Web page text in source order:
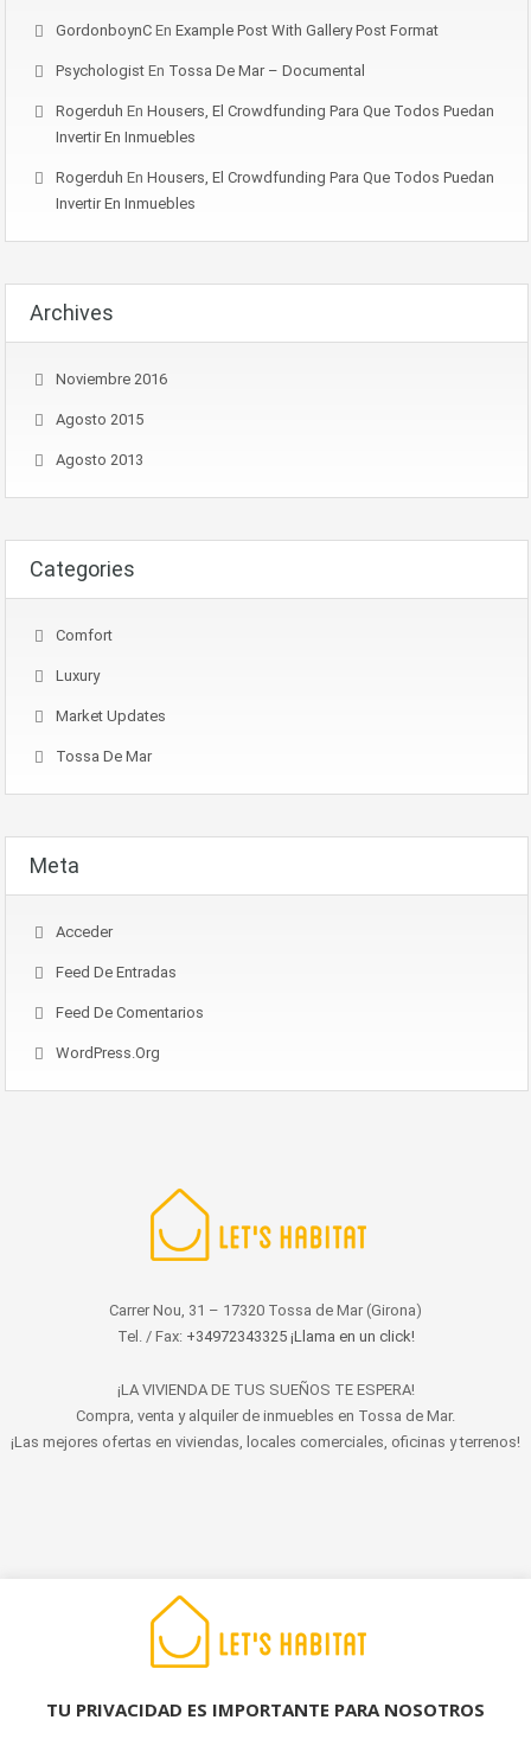
GordonboynC En Example Post With Gallery Post Format
Psychologist En Tossa De Mar – Documental
Rogerduh En Housers, El Crowdfunding Para Que Todos Puedan
Invertir En Inmuebles
Rogerduh En Housers, El Crowdfunding Para Que Todos Puedan
Invertir En Inmuebles
Archives
Noviembre 2016
Agosto 2015
Agosto 2013
Categories
Comfort
Luxury
Market Updates
Tossa De Mar
Meta
Acceder
Feed De Entradas
Feed De Comentarios
WordPress.org
Carrer Nou, 31 – 17320 Tossa de Mar (Girona)
Tel. / Fax: +34972343325 ¡Llama en un click!
¡LA VIVIENDA DE TUS SUEÑOS TE ESPERA!
Compra, venta y alquiler de inmuebles en Tossa de Mar.
¡Las mejores ofertas en viviendas, locales comerciales, oficinas y terrenos!
© 2022 LET'S HABITAT - INMOBILIARIA. Todos los derechos reservados.
TU PRIVACIDAD ES IMPORTANTE PARA NOSOTROS